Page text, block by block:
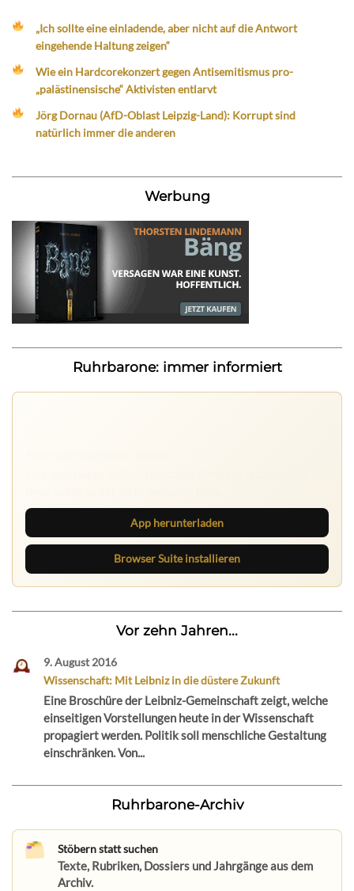
„Ich sollte eine einladende, aber nicht auf die Antwort
eingehende Haltung zeigen“
Wie ein Hardcorekonzert gegen Antisemitismus pro-
„palästinensische“ Aktivisten entlarvt
Jörg Dornau (AfD-Oblast Leipzig-Land): Korrupt sind
natürlich immer die anderen
Werbung
Ruhrbarone: immer informiert
App herunterladen
Browser Suite installieren
Vor zehn Jahren...
9. August 2016
Wissenschaft: Mit Leibniz in die düstere Zukunft
Eine Broschüre der Leibniz-Gemeinschaft zeigt, welche
einseitigen Vorstellungen heute in der Wissenschaft
propagiert werden. Politik soll menschliche Gestaltung
einschränken. Von...
Ruhrbarone-Archiv
Stöbern statt suchen
Texte, Rubriken, Dossiers und Jahrgänge aus dem
Archiv.